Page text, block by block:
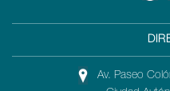
Av. Paseo